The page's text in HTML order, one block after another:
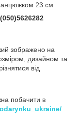
ланцюжком 23 см
зображено на
дизайном та
від
побачити в